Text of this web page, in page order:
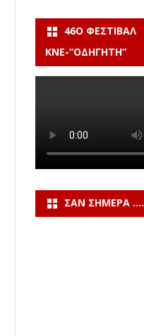
46Ο ΦΕΣΤΙΒΆΛ
ΚΝΕ-“ΟΔΗΓΗΤΗ”
ΣΑΝ ΣΉΜΕΡΑ ….